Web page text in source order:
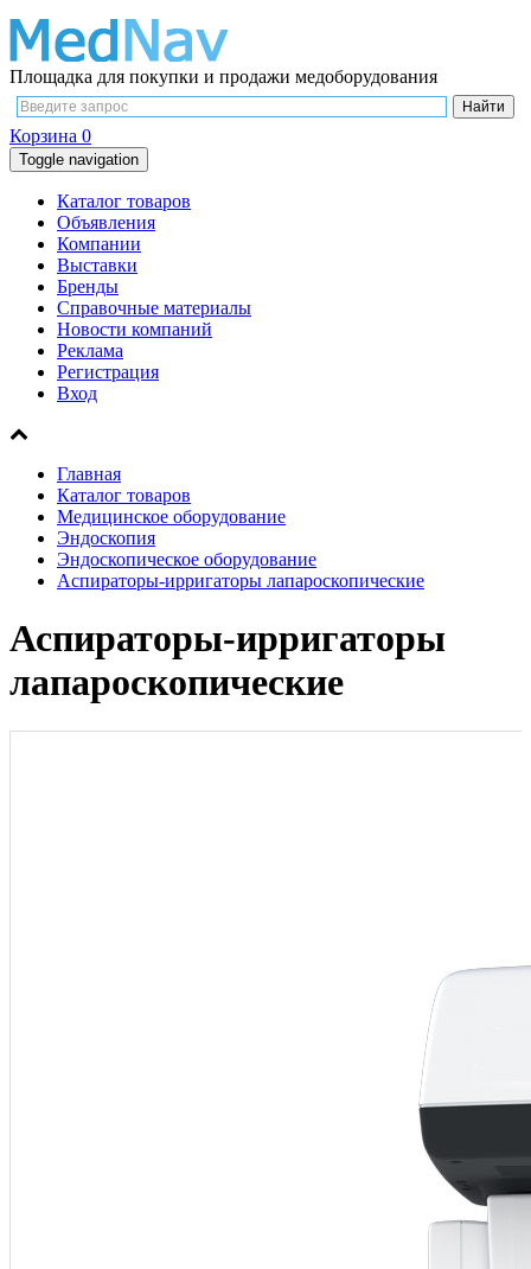
Площадка для покупки и продажи медоборудования
Корзина 0
Toggle navigation
Каталог товаров
Объявления
Компании
Выставки
Бренды
Справочные материалы
Новости компаний
Реклама
Регистрация
Вход
Главная
Каталог товаров
Медицинское оборудование
Эндоскопия
Эндоскопическое оборудование
Аспираторы-ирригаторы лапароскопические
Аспираторы-ирригаторы
лапароскопические